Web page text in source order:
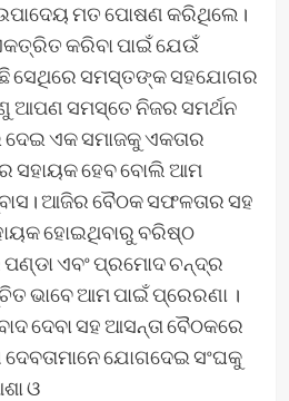
ମତ ପୋଷଣ କରିଥିଲେ।
କରିବା ପାଇଁ ଯେଉଁ
ସମସ୍ତଙ୍କ ସହଯୋଗର
ଆପଣ ସମସ୍ତେ ନିଜର ସମର୍ଥନ
ଏକ ସମାଜକୁ ଏକତାର
ସହାୟକ ହେବ ବୋଲି ଆମ
ଆଜିର ବୈଠକ ସଫଳତାର ସହ
ହୋଇଥିବାରୁ ବରିଷ୍ଠ
ପଣ୍ଡା ଏବଂ ପ୍ରମୋଦ ଚନ୍ଦ୍ର
ଭାବେ ଆମ ପାଇଁ ପ୍ରେରଣା ।
ଦେବା ସହ ଆସନ୍ତା ବୈଠକରେ
ଯୋଗଦେଇ ସଂଘକୁ
ଓ